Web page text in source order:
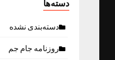
دسته‌ها
دسته‌بندی نشده
روزنامه جام جم